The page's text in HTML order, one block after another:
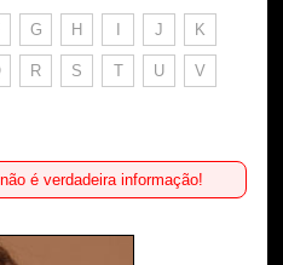
G H I J K
R S T U V
é verdadeira informação!